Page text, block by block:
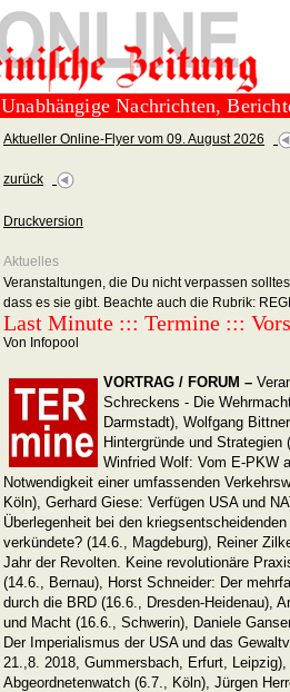
Unabhängige Nachrichten,
Aktueller Online-Flyer vom 09. August 2026
zurück
Druckversion
Aktuelles
Veranstaltungen, die Du nicht verpassen
dass es sie gibt. Beachte auch die Rubrik:
Last Minute ::: Termine :::
Von Infopool
VORTRAG / FORUM –
Schreckens - Die
Darmstadt), Wolfgang
Hintergründe und
Winfried Wolf: Vom E-PKW
Notwendigkeit einer umfassenden
Köln), Gerhard Giese: Verfügen USA und
Überlegenheit bei den
verkündete? (14.6., Magdeburg), Reiner
Jahr der Revolten. Keine revolutionäre
(14.6., Bernau), Horst Schneider: Der
durch die BRD (16.6., Dresden-Heidenau),
und Macht (16.6., Schwerin), Daniele
Der Imperialismus der USA und das
21.,8. 2018, Gummersbach, Erfurt, Leipzig),
Abgeordnetenwatch (6.7., Köln), Jürgen